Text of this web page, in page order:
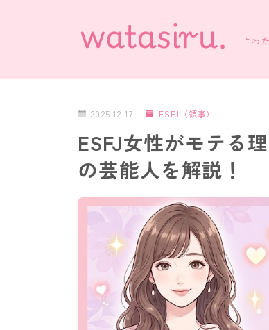
“わ
2025.12.17 ESFJ（領事）
ESFJ女性がモテる
の芸能人を解説！